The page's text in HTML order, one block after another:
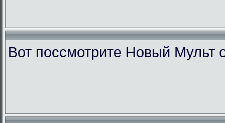
Вот поссмотрите Новый Мульт